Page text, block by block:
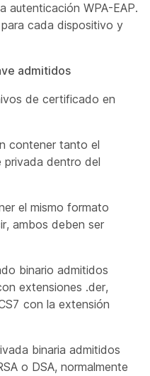
autenticación WPA-EAP.
cada dispositivo y
admitidos
de certificado en
contener tanto el
dentro del
el mismo formato
ambos deben ser
binario admitidos
extensiones .der,
con la extensión
binaria admitidos
o DSA, normalmente